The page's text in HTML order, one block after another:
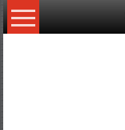
Skip
to